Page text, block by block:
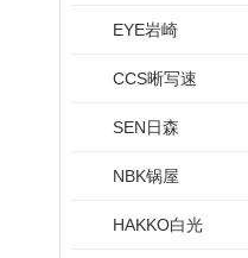
EYE岩崎
CCS晰写速
SEN日森
NBK锅屋
HAKKO白光